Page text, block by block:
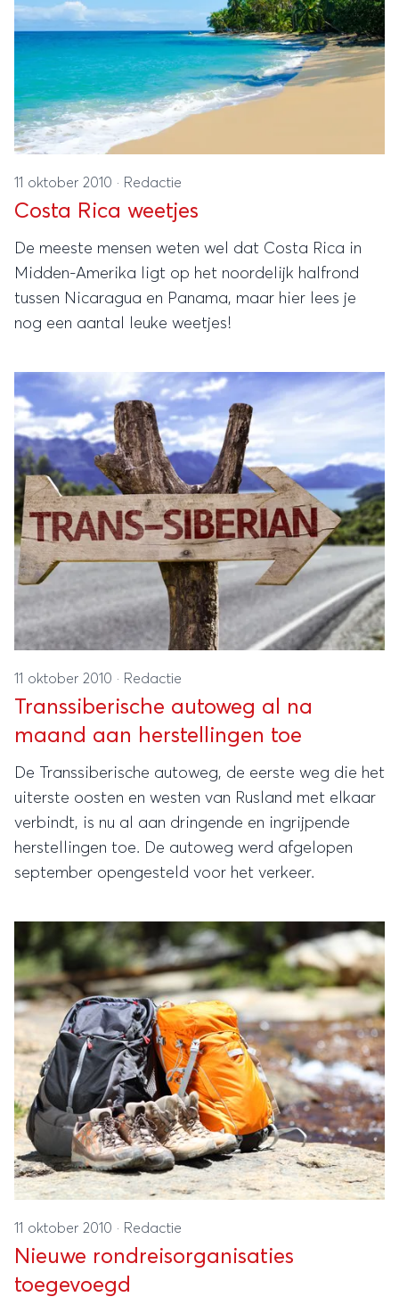
11 oktober 2010 · Redactie
Costa Rica weetjes
De meeste mensen weten wel dat Costa Rica in
Midden-Amerika ligt op het noordelijk halfrond
tussen Nicaragua en Panama, maar hier lees je
nog een aantal leuke weetjes!
11 oktober 2010 · Redactie
Transsiberische autoweg al na
maand aan herstellingen toe
De Transsiberische autoweg, de eerste weg die het
uiterste oosten en westen van Rusland met elkaar
verbindt, is nu al aan dringende en ingrijpende
herstellingen toe. De autoweg werd afgelopen
september opengesteld voor het verkeer.
11 oktober 2010 · Redactie
Nieuwe rondreisorganisaties
toegevoegd